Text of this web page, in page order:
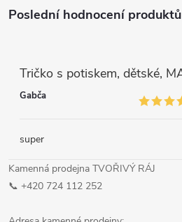
Poslední hodnocení produktů
Gabča
super
Kamenná prodejna TVOŘIVÝ RÁJ
📞 +420 724 112 252